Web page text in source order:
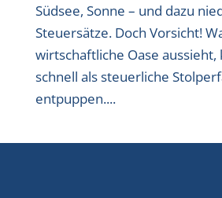
Südsee, Sonne – und dazu
Steuersätze. Doch Vorsicht!
wirtschaftliche Oase aussieht,
schnell als steuerliche
entpuppen....